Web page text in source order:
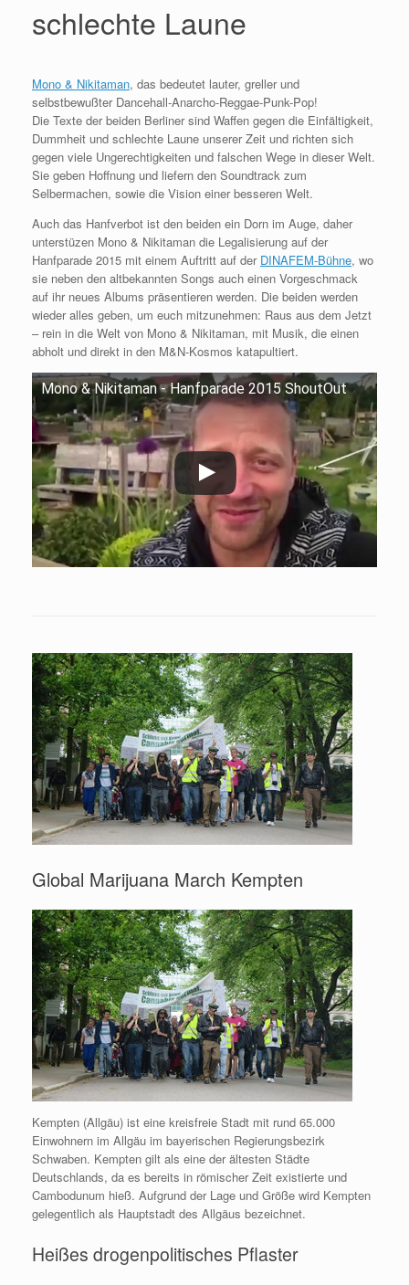
schlechte Laune
Mono & Nikitaman, das bedeutet lauter, greller und
selbstbewußter Dancehall-Anarcho-Reggae-Punk-Pop!
Die Texte der beiden Berliner sind Waffen gegen die Einfältigkeit,
Dummheit und schlechte Laune unserer Zeit und richten sich
gegen viele Ungerechtigkeiten und falschen Wege in dieser Welt.
Sie geben Hoffnung und liefern den Soundtrack zum
Selbermachen, sowie die Vision einer besseren Welt.
Auch das Hanfverbot ist den beiden ein Dorn im Auge, daher
unterstüzen Mono & Nikitaman die Legalisierung auf der
Hanfparade 2015 mit einem Auftritt auf der DINAFEM-Bühne, wo
sie neben den altbekannten Songs auch einen Vorgeschmack
auf ihr neues Albums präsentieren werden. Die beiden werden
wieder alles geben, um euch mitzunehmen: Raus aus dem Jetzt
– rein in die Welt von Mono & Nikitaman, mit Musik, die einen
abholt und direkt in den M&N-Kosmos katapultiert.
Mono & Nikitaman - Hanfparade 2015 ShoutOut
Global Marijuana March Kempten
Kempten (Allgäu) ist eine kreisfreie Stadt mit rund 65.000
Einwohnern im Allgäu im bayerischen Regierungsbezirk
Schwaben. Kempten gilt als eine der ältesten Städte
Deutschlands, da es bereits in römischer Zeit existierte und
Cambodunum hieß. Aufgrund der Lage und Größe wird Kempten
gelegentlich als Hauptstadt des Allgäus bezeichnet.
Heißes drogenpolitisches Pflaster